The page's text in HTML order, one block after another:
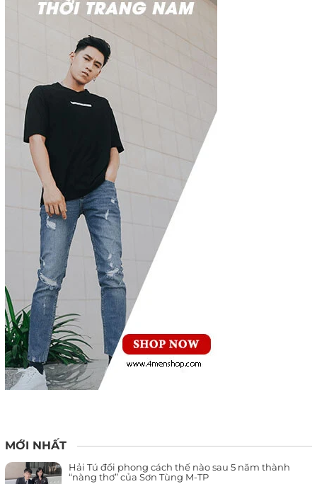
MỚI NHẤT
Hải Tú đổi phong cách thế nào sau 5 năm thành
“nàng thơ” của Sơn Tùng M-TP